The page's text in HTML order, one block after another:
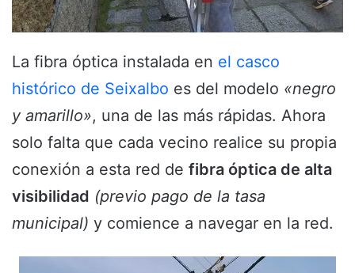
La fibra óptica instalada en el casco
histórico de Seixalbo es del modelo «negro
y amarillo», una de las más rápidas. Ahora
solo falta que cada vecino realice su propia
conexión a esta red de fibra óptica de alta
visibilidad (previo pago de la tasa
municipal) y comience a navegar en la red.